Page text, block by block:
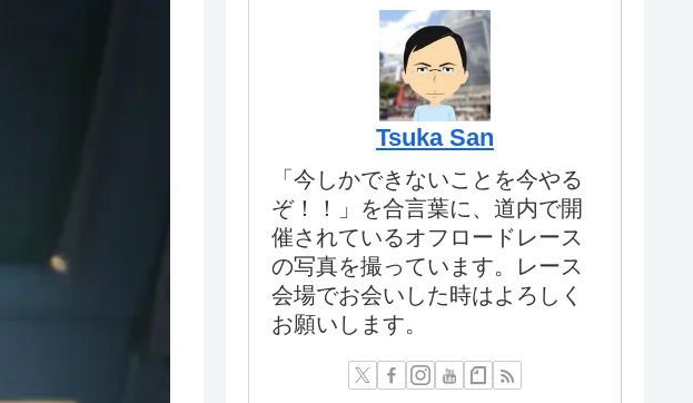
Tsuka San
「今しかできないことを今やる
ぞ！！」を合言葉に、道内で開
催されているオフロードレース
の写真を撮っています。レース
会場でお会いした時はよろしく
お願いします。